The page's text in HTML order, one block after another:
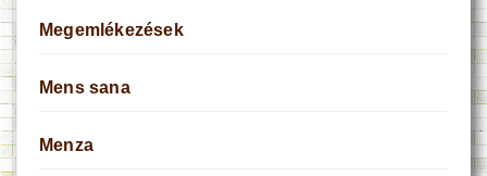
Megemlékezések
Mens sana
Menza